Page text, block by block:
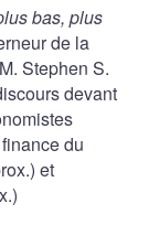
bas, plus
de la
Stephen S.
devant
du
et